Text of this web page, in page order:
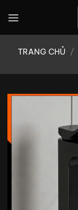
qua
TRANG CHỦ /